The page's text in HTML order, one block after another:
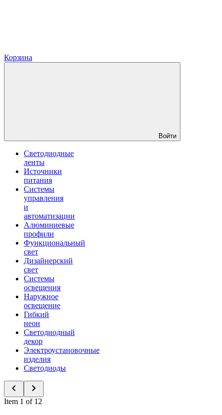
Корзина
Войти
Светодиодные
ленты
Источники
питания
Системы
управления
и
автоматизации
Алюминиевые
профили
Функциональный
свет
Дизайнерский
свет
Системы
освещения
Наружное
освещение
Гибкий
неон
Светодиодный
декор
Электроустановочные
изделия
Светодиоды
Item 1 of 12